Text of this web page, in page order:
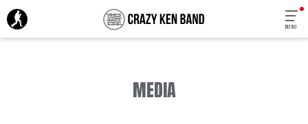
MENU
MEDIA